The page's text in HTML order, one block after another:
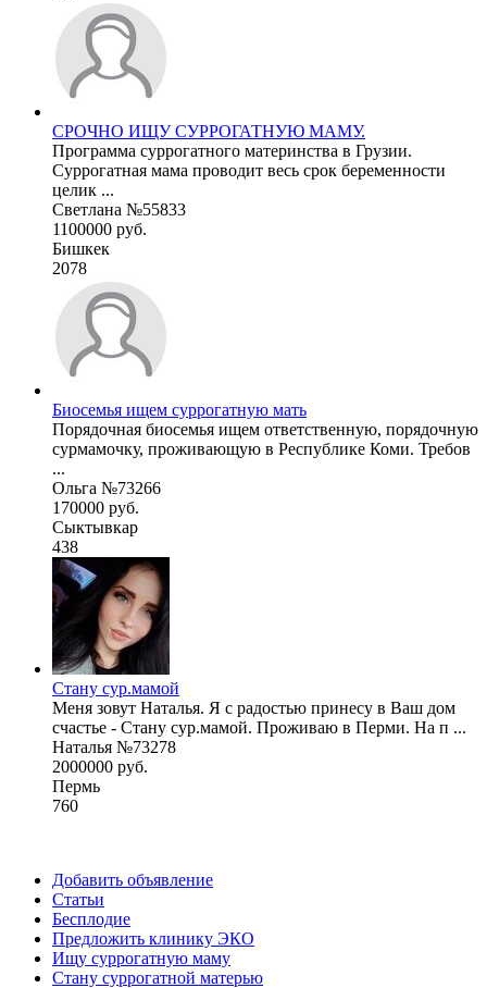
СРОЧНО ИЩУ СУРРОГАТНУЮ МАМУ.
Программа суррогатного материнства в Грузии.
Суррогатная мама проводит весь срок беременности
целик ...
Светлана №55833
1100000 руб.
Бишкек
2078
Биосемья ищем суррогатную мать
Порядочная биосемья ищем ответственную, порядочную
сурмамочку, проживающую в Республике Коми. Требов
...
Ольга №73266
170000 руб.
Сыктывкар
438
Стану сур.мамой
Меня зовут Наталья. Я с радостью принесу в Ваш дом
счастье - Стану сур.мамой. Проживаю в Перми. На п ...
Наталья №73278
2000000 руб.
Пермь
760
Добавить объявление
Статьи
Бесплодие
Предложить клинику ЭКО
Ищу суррогатную маму
Стану суррогатной матерью